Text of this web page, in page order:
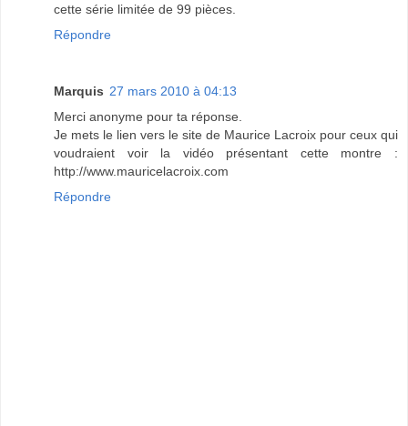
cette série limitée de 99 pièces.
Répondre
Marquis 27 mars 2010 à 04:13
Merci anonyme pour ta réponse.
Je mets le lien vers le site de Maurice Lacroix pour ceux qui
voudraient voir la vidéo présentant cette montre :
http://www.mauricelacroix.com
Répondre